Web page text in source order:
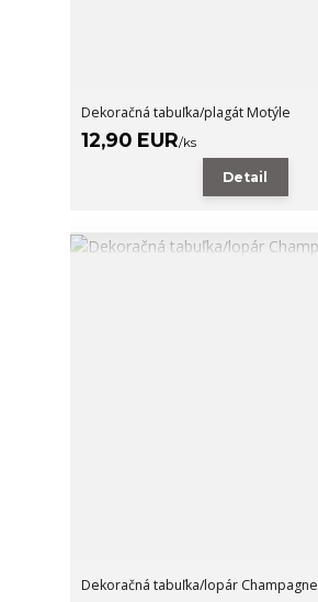
Dekoračná tabuľka/plagát Motýle
12,90 EUR/ks
Detail
Dekoračná tabuľka/lopár Champagne